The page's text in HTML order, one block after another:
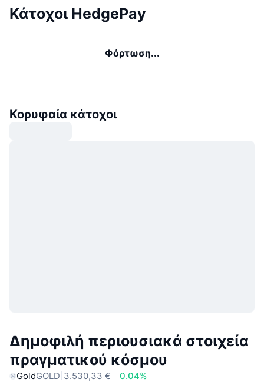
Κάτοχοι HedgePay
Φόρτωση...
Κορυφαία κάτοχοι
Δημοφιλή περιουσιακά στοιχεία
πραγματικού κόσμου
GoldGOLD 3.530,33 €
0.04%